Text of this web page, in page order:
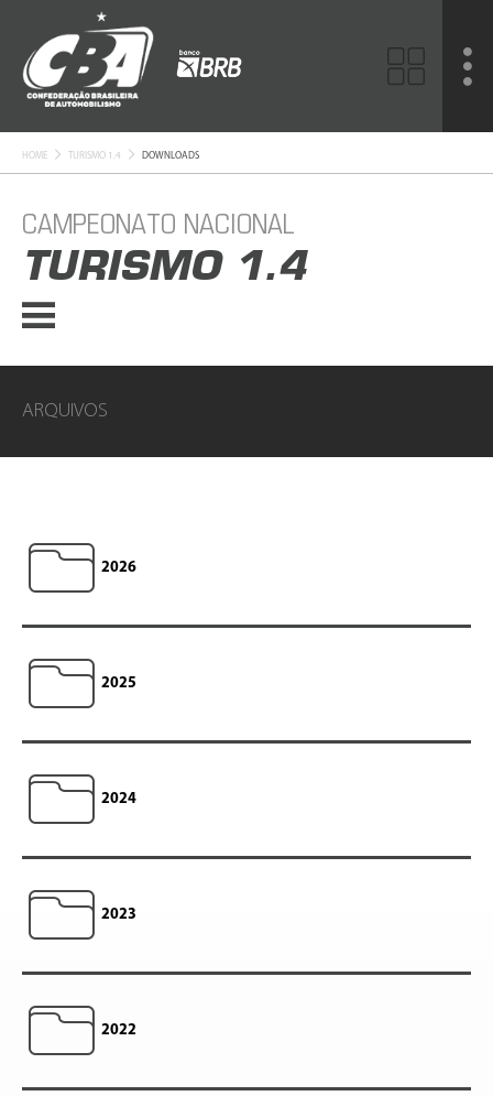
HOME TURISMO 1.4 DOWNLOADS
CAMPEONATO NACIONAL
TURISMO 1.4
ARQUIVOS
2026
2025
2024
2023
2022